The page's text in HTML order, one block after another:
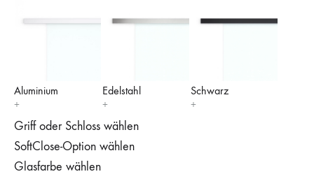
Aluminium Edelstahl Schwarz
Griff oder Schloss wählen
SoftClose-Option wählen
Glasfarbe wählen